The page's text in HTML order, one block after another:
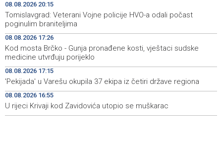
18:09
Iran 'vrlo blizu' dogovora s Omanom o novoj Hormuškoj
brodskoj ruti
18:05
Koncertom Marije Šerifović večeras se zatvara
manifestacija 'Dani dijaspore Travnik 2026'
17:26
Kod mosta Brčko - Gunja pronađene kosti, vještaci
sudske medicine utvrđuju porijeklo
17:15
'Pekijada' u Varešu okupila 37 ekipa iz četiri države
regiona
08.08.2026 20:15
Tomislavgrad: Veterani Vojne policije HVO-a odali počast
poginulim braniteljima
08.08.2026 17:26
Kod mosta Brčko - Gunja pronađene kosti, vještaci sudske
medicine utvrđuju porijeklo
08.08.2026 17:15
'Pekijada' u Varešu okupila 37 ekipa iz četiri države regiona
08.08.2026 16:55
U rijeci Krivaji kod Zavidovića utopio se muškarac